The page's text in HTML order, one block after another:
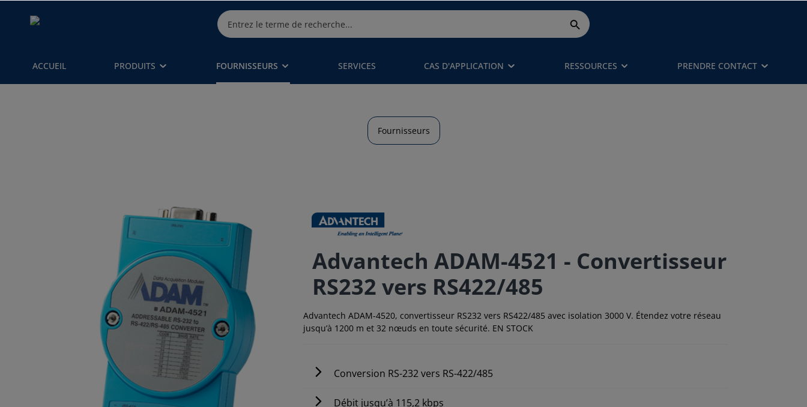
ACCUEIL PRODUITS FOURNISSEURS SERVICES CAS D'APPLICATION RESSOURCES PRENDRE CONTACT
Fournisseurs
Advantech ADAM-4521 - Convertisseur
RS232 vers RS422/485
Advantech ADAM-4520, convertisseur RS232 vers RS422/485 avec isolation 3000 V. Étendez votre réseau
jusqu’à 1200 m et 32 nœuds en toute sécurité. EN STOCK
Conversion RS-232 vers RS-422/485
Débit jusqu’à 115,2 kbps